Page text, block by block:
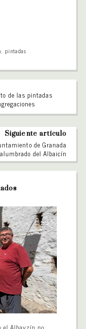
, pintadas
de las pintadas
Siguiente artículo
de Granada
del Albaicín